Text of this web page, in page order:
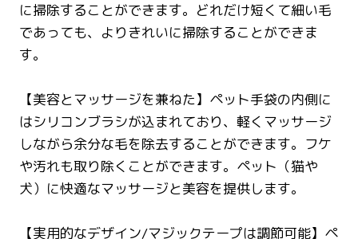
に掃除することができます。どれだけ短くて細い毛
であっても、よりきれいに掃除することができま
す。
【美容とマッサージを兼ねた】ペット手袋の内側に
はシリコンブラシが込まれており、軽くマッサージ
しながら余分な毛を除去することができます。フケ
や汚れも取り除くことができます。ペット（猫や
犬）に快適なマッサージと美容を提供します。
【実用的なデザイン/マジックテープは調節可能】ペ